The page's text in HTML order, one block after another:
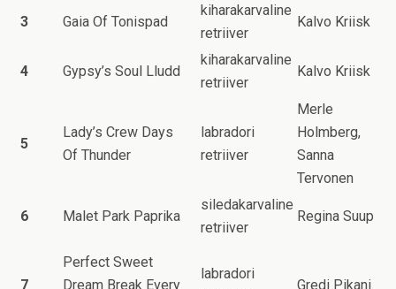
3 Gaia Of Tonispad
kiharakarvaline
retriiver
Kalvo Kriisk
4 Gypsy’s Soul Lludd
kiharakarvaline
retriiver
Kalvo Kriisk
5
Lady’s Crew Days
Of Thunder
labradori
retriiver
Merle
Holmberg,
Sanna
Tervonen
6 Malet Park Paprika
siledakarvaline
retriiver
Regina Suup
7
Perfect Sweet
Dream Break Every
labradori
Gredi Pikani